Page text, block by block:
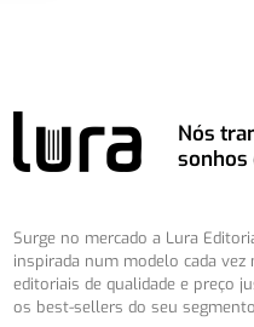
Nós
sonhos
Surge no mercado a Lura
inspirada num modelo cada
editoriais de qualidade e preço
os best-sellers do seu